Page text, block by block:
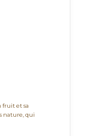
fruit et sa
nature, qui